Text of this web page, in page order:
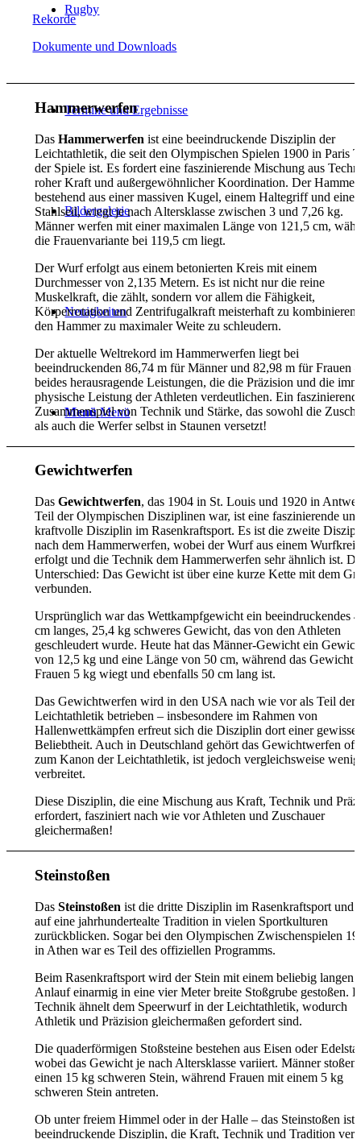
Rugby
Termine und Ergebnisse
Bildergalerie
Neuigkeiten
Menü Menü
Rekorde
Dokumente und Downloads
Hammerwerfen
Das Hammerwerfen ist eine beeindruckende Disziplin der
Leichtathletik, die seit den Olympischen Spielen 1900 in Paris
der Spiele ist. Es fordert eine faszinierende Mischung aus
roher Kraft und außergewöhnlicher Koordination. Der Hammer,
bestehend aus einer massiven Kugel, einem Haltegriff und
Stahlseil, wiegt je nach Altersklasse zwischen 3 und 7,26 kg.
Männer werfen mit einer maximalen Länge von 121,5 cm,
die Frauenvariante bei 119,5 cm liegt.
Der Wurf erfolgt aus einem betonierten Kreis mit einem
Durchmesser von 2,135 Metern. Es ist nicht nur die reine
Muskelkraft, die zählt, sondern vor allem die Fähigkeit,
Körperrotation und Zentrifugalkraft meisterhaft zu
den Hammer zu maximaler Weite zu schleudern.
Der aktuelle Weltrekord im Hammerwerfen liegt bei
beeindruckenden 86,74 m für Männer und 82,98 m für Frauen –
beides herausragende Leistungen, die die Präzision und die
physische Leistung der Athleten verdeutlichen. Ein
Zusammenspiel von Technik und Stärke, das sowohl die
als auch die Werfer selbst in Staunen versetzt!
Gewichtwerfen
Das Gewichtwerfen, das 1904 in St. Louis und 1920 in
Teil der Olympischen Disziplinen war, ist eine faszinierende und
kraftvolle Disziplin im Rasenkraftsport. Es ist die zweite
nach dem Hammerwerfen, wobei der Wurf aus einem Wurfkreis
erfolgt und die Technik dem Hammerwerfen sehr ähnlich ist.
Unterschied: Das Gewicht ist über eine kurze Kette mit dem
verbunden.
Ursprünglich war das Wettkampfgewicht ein beeindruckendes
cm langes, 25,4 kg schweres Gewicht, das von den Athleten
geschleudert wurde. Heute hat das Männer-Gewicht ein
von 12,5 kg und eine Länge von 50 cm, während das Gewicht
Frauen 5 kg wiegt und ebenfalls 50 cm lang ist.
Das Gewichtwerfen wird in den USA nach wie vor als Teil der
Leichtathletik betrieben – insbesondere im Rahmen von
Hallenwettkämpfen erfreut sich die Disziplin dort einer
Beliebtheit. Auch in Deutschland gehört das Gewichtwerfen
zum Kanon der Leichtathletik, ist jedoch vergleichsweise wenig
verbreitet.
Diese Disziplin, die eine Mischung aus Kraft, Technik und
erfordert, fasziniert nach wie vor Athleten und Zuschauer
gleichermaßen!
Steinstoßen
Das Steinstoßen ist die dritte Disziplin im Rasenkraftsport und
auf eine jahrhundertealte Tradition in vielen Sportkulturen
zurückblicken. Sogar bei den Olympischen Zwischenspielen
in Athen war es Teil des offiziellen Programms.
Beim Rasenkraftsport wird der Stein mit einem beliebig langen
Anlauf einarmig in eine vier Meter breite Stoßgrube gestoßen.
Technik ähnelt dem Speerwurf in der Leichtathletik, wodurch
Athletik und Präzision gleichermaßen gefordert sind.
Die quaderförmigen Stoßsteine bestehen aus Eisen oder
wobei das Gewicht je nach Altersklasse variiert. Männer stoßen
einen 15 kg schweren Stein, während Frauen mit einem 5 kg
schweren Stein antreten.
Ob unter freiem Himmel oder in der Halle – das Steinstoßen ist
beeindruckende Disziplin, die Kraft, Technik und Tradition